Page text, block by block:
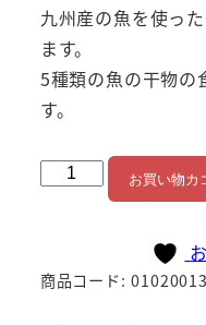
九州産の魚を使っ
ます。
5種類の魚の干物の
す。
九
盛
お買い物カ
商品コード:01020013